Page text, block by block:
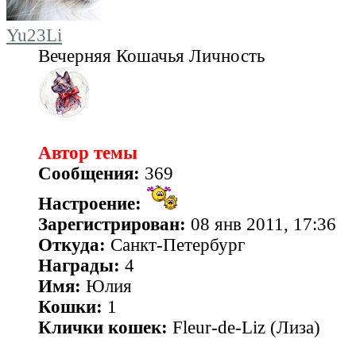
Yu23Li
Вечерняя Кошачья Личность
Автор темы
Сообщения: 369
Настроение:
Зарегистрирован: 08 янв 2011, 17:36
Откуда: Санкт-Петербург
Награды: 4
Имя: Юлия
Кошки: 1
Клички кошек: Fleur-de-Liz (Лиза)